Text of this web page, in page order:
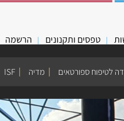
טפסים ותקנונים הרשמה
לטיפוח ספורטאים מדיה ISF